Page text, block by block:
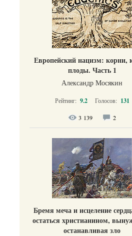
Европейский нацизм: корни,
плоды. Часть 1
Александр Мосякин
Рейтинг: 9.2 Голосов: 131
3 139 2
Бремя меча и исцеление
остаться христианином,
останавливая зло